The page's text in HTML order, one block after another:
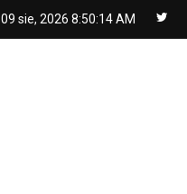
09 sie, 2026 8:50:15 AM